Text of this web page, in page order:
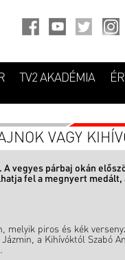
TV2 AKADÉMIA
VAGY
vegyes párbaj okán
fel a megnyert medált,
melyik piros és kék
a Kihívóktól Szabó